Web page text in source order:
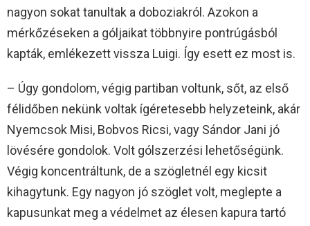
nagyon sokat tanultak a doboziakról. Azokon a
mérkőzéseken a góljaikat többnyire pontrúgásból
kapták, emlékezett vissza Luigi. Így esett ez most is.
– Úgy gondolom, végig partiban voltunk, sőt, az első
félidőben nekünk voltak ígéretesebb helyzeteink, akár
Nyemcsok Misi, Bobvos Ricsi, vagy Sándor Jani jó
lövésére gondolok. Volt gólszerzési lehetőségünk.
Végig koncentráltunk, de a szögletnél egy kicsit
kihagytunk. Egy nagyon jó szöglet volt, meglepte a
kapusunkat meg a védelmet az élesen kapura tartó